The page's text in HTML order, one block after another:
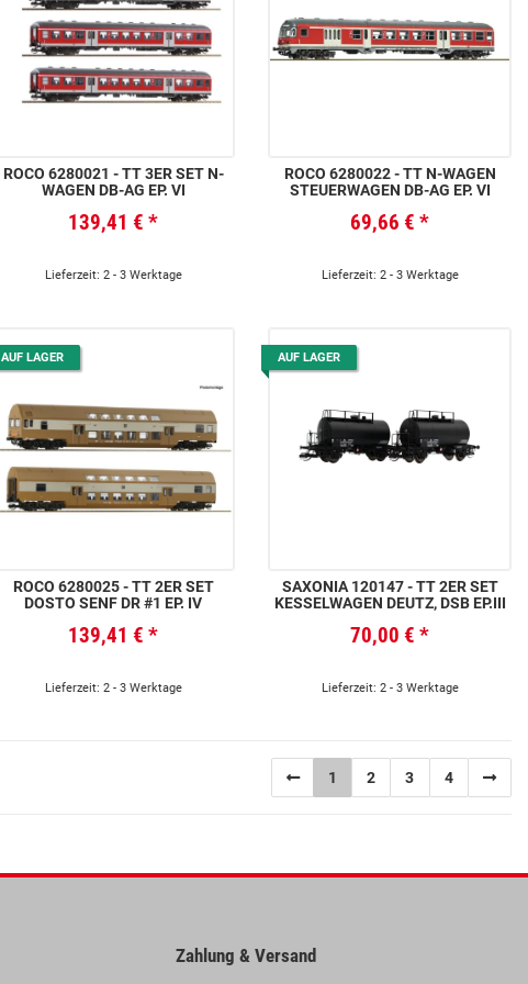
ROCO 6280021 - TT 3ER SET N-
WAGEN DB-AG EP. VI
139,41 € *
Lieferzeit: 2 - 3 Werktage
ROCO 6280022 - TT N-WAGEN
STEUERWAGEN DB-AG EP. VI
69,66 € *
Lieferzeit: 2 - 3 Werktage
AUF LAGER
ROCO 6280025 - TT 2ER SET
DOSTO SENF DR #1 EP. IV
139,41 € *
Lieferzeit: 2 - 3 Werktage
AUF LAGER
SAXONIA 120147 - TT 2ER SET
KESSELWAGEN DEUTZ, DSB EP.III
70,00 € *
Lieferzeit: 2 - 3 Werktage
1 2 3 4
Zahlung & Versand